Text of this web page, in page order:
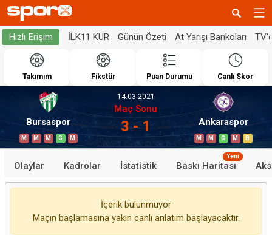
Hızlı Erişim İLK11 KUR Günün Özeti At Yarışı Bankoları
Takımım Fikstür Puan Durumu Canlı Skor
Bursaspor
M M M G M
14.03.2021
Maç Sonu
3 - 1 Ankaraspor
M M G M B
Olaylar Kadrolar İstatistik Baskı Haritası
Yeni
İçerik bulunmuyor
Maçın başlamasına yakın canlı anlatım başlayacaktır.